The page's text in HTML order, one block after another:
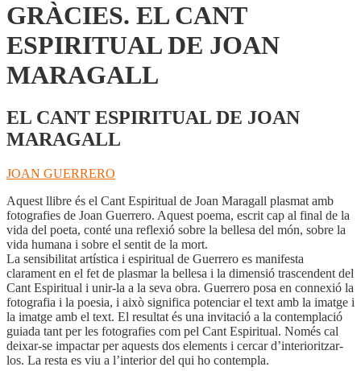
GRÀCIES. EL CANT
ESPIRITUAL DE JOAN
MARAGALL
EL CANT ESPIRITUAL DE JOAN
MARAGALL
JOAN GUERRERO
Aquest llibre és el Cant Espiritual de Joan Maragall plasmat amb
fotografies de Joan Guerrero. Aquest poema, escrit cap al final de la
vida del poeta, conté una reflexió sobre la bellesa del món, sobre la
vida humana i sobre el sentit de la mort.
La sensibilitat artística i espiritual de Guerrero es manifesta
clarament en el fet de plasmar la bellesa i la dimensió trascendent del
Cant Espiritual i unir-la a la seva obra. Guerrero posa en connexió la
fotografia i la poesia, i això significa potenciar el text amb la imatge i
la imatge amb el text. El resultat és una invitació a la contemplació
guiada tant per les fotografies com pel Cant Espiritual. Només cal
deixar-se impactar per aquests dos elements i cercar d’interioritzar-
los. La resta es viu a l’interior del qui ho contempla.